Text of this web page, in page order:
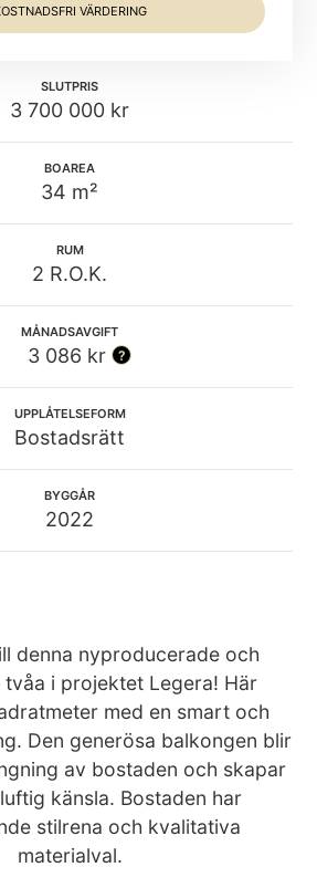
VÄRDERING
SLUTPRIS
3 700 000 kr
BOAREA
34 m²
RUM
2 R.O.K.
MÅNADSAVGIFT
3 086 kr
UPPLÅTELSEFORM
Bostadsrätt
BYGGÅR
2022
denna nyproducerade och
i projektet Legera! Här
med en smart och
Den generösa balkongen blir
av bostaden och skapar
känsla. Bostaden har
stilrena och kvalitativa
materialval.